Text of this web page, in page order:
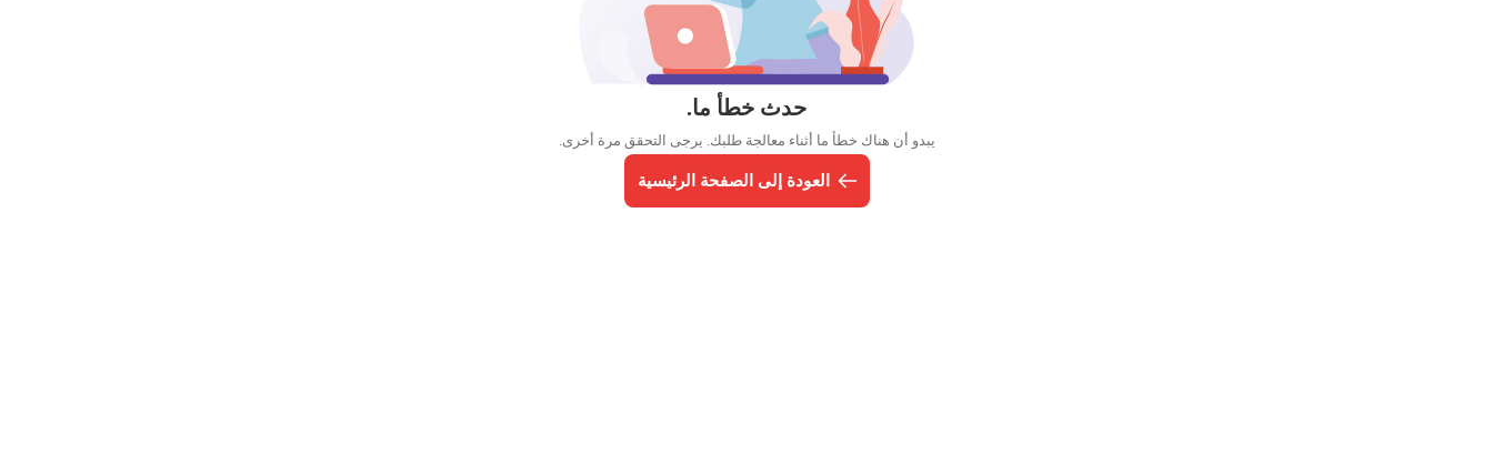
حدث خطأ ما.
يبدو أن هناك خطأ ما أثناء معالجة طلبك. يرجى التحقق مرة أخرى.
العودة إلى الصفحة الرئيسية